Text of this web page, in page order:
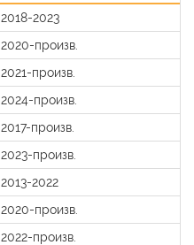
2018-2023
2020-произв.
2021-произв.
2024-произв.
2017-произв.
2023-произв.
2013-2022
2020-произв.
2022-произв.